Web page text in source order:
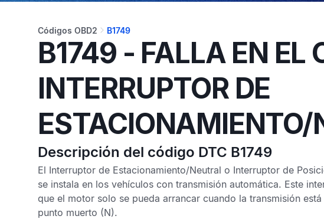
Códigos OBD2 B1749
B1749 - FALLA EN EL
INTERRUPTOR DE
ESTACIONAMIENTO/
Descripción del código DTC B1749
El Interruptor de Estacionamiento/Neutral o Interruptor de
se instala en los vehículos con transmisión automática. Este
que el motor solo se pueda arrancar cuando la transmisión
punto muerto (N).